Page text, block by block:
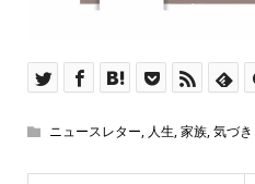
ニュースレター, 人生,家族,気づき